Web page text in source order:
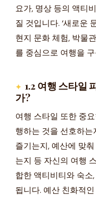
요가, 명상 등의 액티
질 것입니다. ‘새로운
현지 문화 체험, 박물
를 중심으로 여행을
1.2 여행 스타일
가?
여행 스타일 또한 중
행하는 것을 선호하
즐기는지, 예산에 맞
는지 등 자신의 여행
합한 액티비티와 숙소
됩니다. 예산 친화적